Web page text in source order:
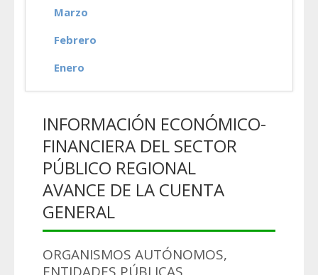
Marzo
Febrero
Enero
INFORMACIÓN ECONÓMICO-
FINANCIERA DEL SECTOR
PÚBLICO REGIONAL
AVANCE DE LA CUENTA
GENERAL
ORGANISMOS AUTÓNOMOS,